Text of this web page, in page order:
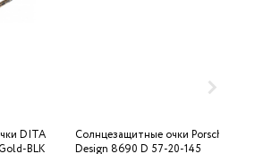
DITA
BLK
Солнцезащитные очки Porsche
Design 8690 D 57-20-145